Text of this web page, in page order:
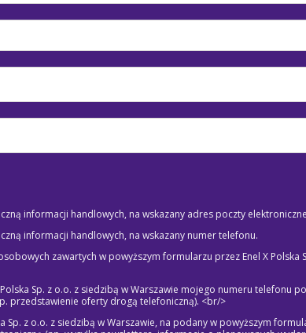
informacji handlowych, na wskazany adres poczty
informacji handlowych, na wskazany numer telefonu.
zawartych w powyższym formularzu przez Enel X Polska
Sp. z o.o. z siedzibą w Warszawie mojego numeru telefonu
przedstawienie oferty drogą telefoniczną). <br/>
Sp. z o.o. z siedzibą w Warszawie, na podany w powyższym